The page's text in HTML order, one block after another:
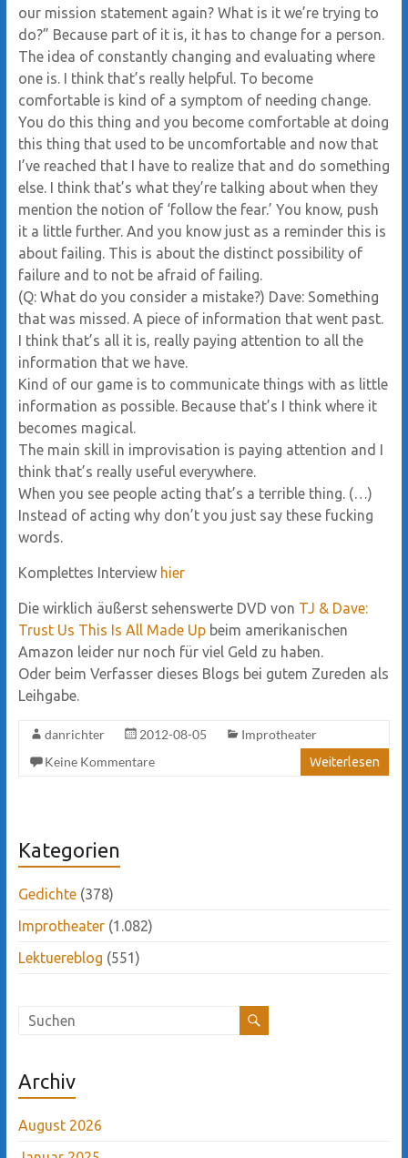
our mission statement again? What is it we’re trying to
do?” Because part of it is, it has to change for a person.
The idea of constantly changing and evaluating where
one is. I think that’s really helpful. To become
comfortable is kind of a symptom of needing change.
You do this thing and you become comfortable at doing
this thing that used to be uncomfortable and now that
I’ve reached that I have to realize that and do something
else. I think that’s what they’re talking about when they
mention the notion of ‘follow the fear.’ You know, push
it a little further. And you know just as a reminder this is
about failing. This is about the distinct possibility of
failure and to not be afraid of failing.
(Q: What do you consider a mistake?) Dave: Something
that was missed. A piece of information that went past.
I think that’s all it is, really paying attention to all the
information that we have.
Kind of our game is to communicate things with as little
information as possible. Because that’s I think where it
becomes magical.
The main skill in improvisation is paying attention and I
think that’s really useful everywhere.
When you see people acting that’s a terrible thing. (…)
Instead of acting why don’t you just say these fucking
words.
Komplettes Interview hier
Die wirklich äußerst sehenswerte DVD von TJ & Dave:
Trust Us This Is All Made Upbeim amerikanischen
Amazon leider nur noch für viel Geld zu haben.
Oder beim Verfasser dieses Blogs bei gutem Zureden als
Leihgabe.
danrichter 2012-08-05
Improtheater
Keine Kommentare
Weiterlesen
Kategorien
Gedichte(378)
Improtheater(1.082)
Lektuereblog (551)
Archiv
August 2026